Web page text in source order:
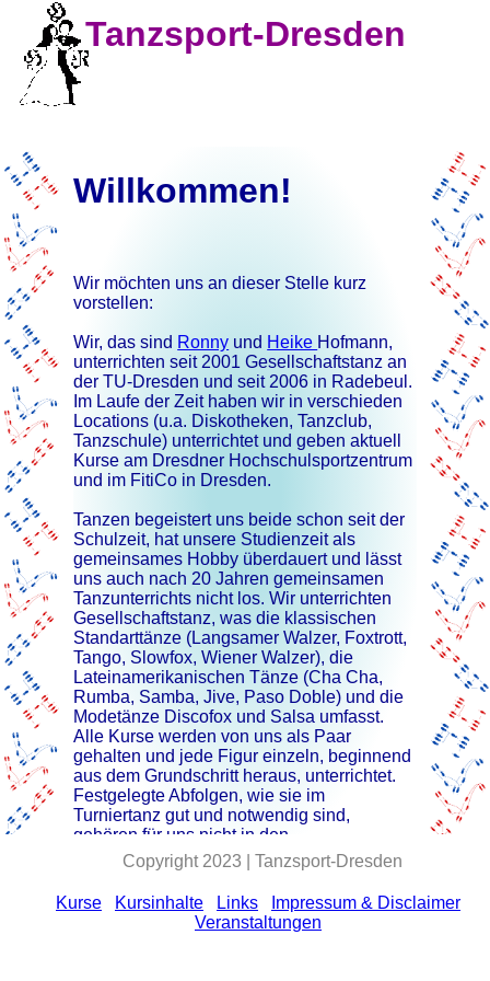
Tanzsport-Dresden
Willkommen!
Wir möchten uns an dieser Stelle kurz
vorstellen:
Wir, das sind Ronny und Heike Hofmann,
unterrichten seit 2001 Gesellschaftstanz an
der TU-Dresden und seit 2006 in Radebeul.
Im Laufe der Zeit haben wir in verschieden
Locations (u.a. Diskotheken, Tanzclub,
Tanzschule) unterrichtet und geben aktuell
Kurse am Dresdner Hochschulsportzentrum
und im FitiCo in Dresden.
Tanzen begeistert uns beide schon seit der
Schulzeit, hat unsere Studienzeit als
gemeinsames Hobby überdauert und lässt
uns auch nach 20 Jahren gemeinsamen
Tanzunterrichts nicht los. Wir unterrichten
Gesellschaftstanz, was die klassischen
Standarttänze (Langsamer Walzer, Foxtrott,
Tango, Slowfox, Wiener Walzer), die
Lateinamerikanischen Tänze (Cha Cha,
Rumba, Samba, Jive, Paso Doble) und die
Modetänze Discofox und Salsa umfasst.
Alle Kurse werden von uns als Paar
gehalten und jede Figur einzeln, beginnend
aus dem Grundschritt heraus, unterrichtet.
Festgelegte Abfolgen, wie sie im
Turniertanz gut und notwendig sind,
gehören für uns nicht in den
Hobbytanzbereich.
Die treffendste Beschreibung liefert das
Vorwort einer von uns gern empfohlenen
Copyright 2023 | Tanzsport-Dresden
Kurse Kursinhalte Links
Impressum & Disclaimer
Veranstaltungen